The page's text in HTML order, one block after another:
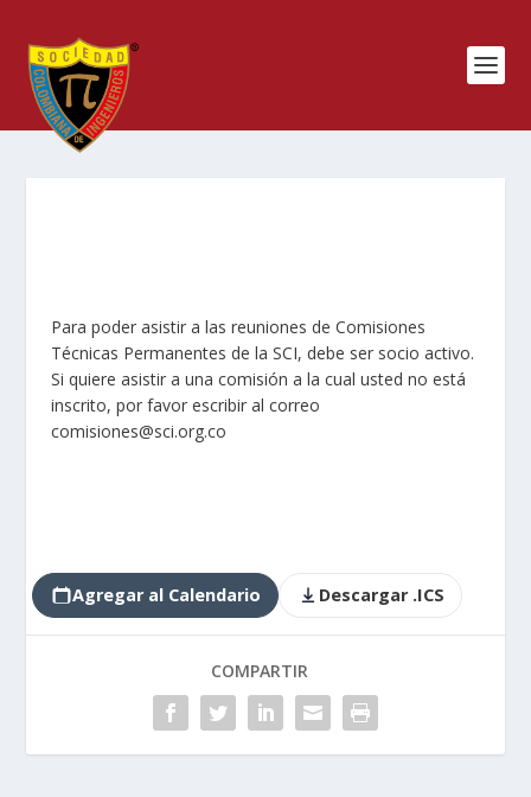
Para poder asistir a las reuniones de Comisiones
Técnicas Permanentes de la SCI, debe ser socio activo.
Si quiere asistir a una comisión a la cual usted no está
inscrito, por favor escribir al correo
comisiones@sci.org.co
Agregar al Calendario Descargar .ICS
COMPARTIR